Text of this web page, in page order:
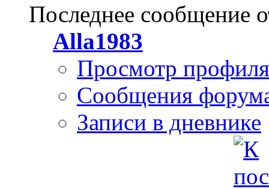
Последнее сообщение
Alla1983
Просмотр профиля
Сообщения
Записи в дневнике